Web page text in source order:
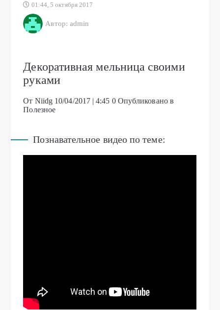
01:44, 5 октября 2017
Автор: admin
Декоративная мельница своими
руками
От Niidg 10/04/2017 | 4:45 0 Опубликовано в
Полезное
Познавательное видео по теме: